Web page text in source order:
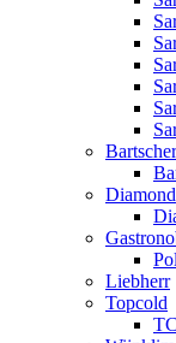
Bartscher
Diamond
Liebherr
Topcold